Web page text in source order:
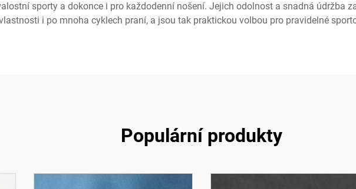
sporty a dokonce i pro každodenní nošení. Jejich odolnost a snadná údržba
i po mnoha cyklech praní, a jsou tak praktickou volbou pro pravidelné
Populární produkty